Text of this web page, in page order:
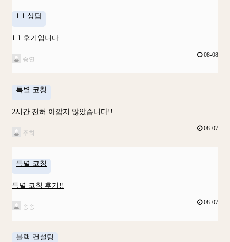
1:1 상담
1:1 후기입니다
승연
08-08
특별 코칭
2시간 전혀 아깝지 않았습니다!!
주희
08-07
특별 코칭
특별 코칭 후기!!
송송
08-07
블랙 컨설팅